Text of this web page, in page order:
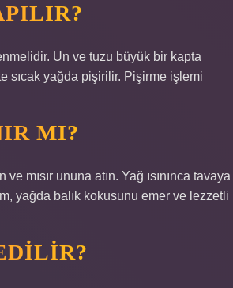
Un ve tuzu büyük bir kapta
sıcak yağda pişirilir. Pişirme işlemi
MI?
ve mısır ununa atın. Yağ ısınınca tavaya
yağda balık kokusunu emer ve lezzetli